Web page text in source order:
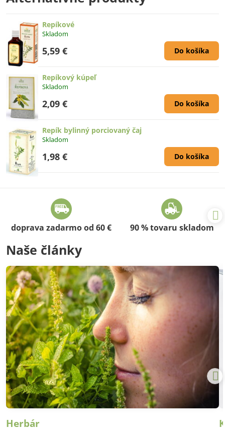
Repíkové
Skladom
5,59 € Do košíka
Repíkový kúpeľ
Skladom
2,09 € Do košíka
Repík bylinný porciovaný čaj
Skladom
1,98 € Do košíka
doprava zadarmo od 60 € 90 % tovaru skladom
Naše články
Herbár